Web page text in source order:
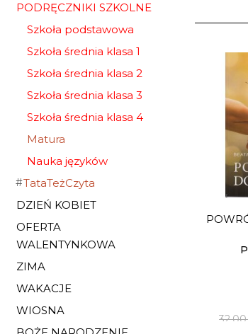
PODRĘCZNIKI SZKOLNE
Szkoła podstawowa
Szkoła średnia klasa 1
Szkoła średnia klasa 2
Szkoła średnia klasa 3
Szkoła średnia klasa 4
Matura
Nauka języków
TataTeżCzyta
DZIEŃ KOBIET
OFERTA
WALENTYNKOWA
ZIMA
WAKACJE
WIOSNA